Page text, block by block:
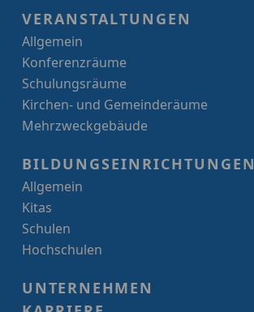
VERANSTALTUNGEN
Allgemein
Konferenzräume
Schulungsräume
Kirchen- und Gemeinderäume
Mehrzweckgebäude
BILDUNGSEINRICHTUNGEN
Allgemein
Kitas
Schulen
Hochschulen
UNTERNEHMEN